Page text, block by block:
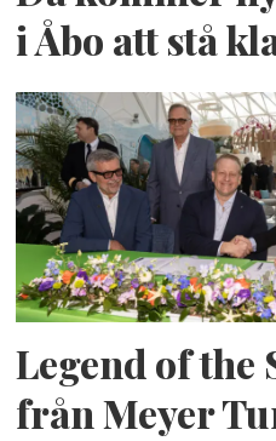
i Åbo att stå
Legend of the
från Meyer